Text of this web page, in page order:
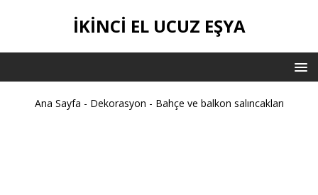
İKİNCİ EL UCUZ EŞYA
Ana Sayfa - Dekorasyon - Bahçe ve balkon salıncakları